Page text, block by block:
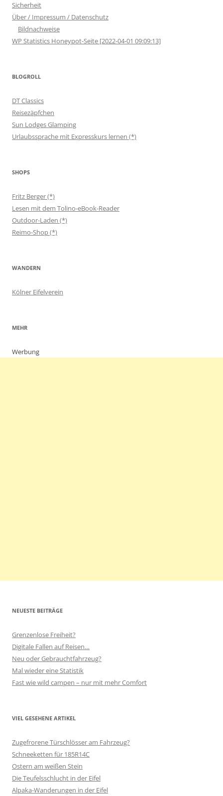
Sicherheit
Über / Impressum / Datenschutz
Bildnachweise
WP Statistics Honeypot-Seite [2022-04-01 09:09:13]
BLOGROLL
DT Classics
Reisezäpfchen
Sun Lodges Glamping
Urlaubssprache mit Expresskurs lernen (*)
SHOPS
Fritz Berger (*)
Lesen mit dem Tolino-eBook-Reader
Outdoor-Laden (*)
Reimo-Shop (*)
WANDERN
Kölner Eifelverein
MEHR
Werbung
NEUESTE BEITRÄGE
Grenzenlose Freiheit?
Digitale Fallen auf Reisen…
Neu oder Gebrauchtfahrzeug?
Mal wieder eine Statistik
Fast wie wild campen – nur mit mehr Comfort
VIEL GESEHENE ARTIKEL
Zugefrorene Türschlösser am Fahrzeug?
Schneeketten für 185R14C
Ostern am weißen Stein
Die Teufelsschlucht in der Eifel
Alpaka-Wanderungen in der Eifel